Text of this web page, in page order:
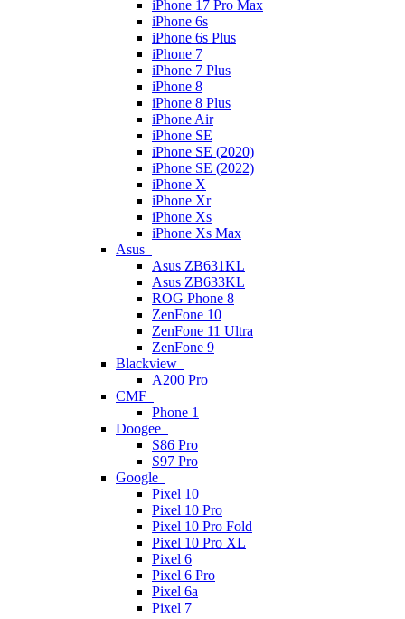
iPhone 17 Pro Max
iPhone 6s
iPhone 6s Plus
iPhone 7
iPhone 7 Plus
iPhone 8
iPhone 8 Plus
iPhone Air
iPhone SE
iPhone SE (2020)
iPhone SE (2022)
iPhone X
iPhone Xr
iPhone Xs
iPhone Xs Max
Asus
Asus ZB631KL
Asus ZB633KL
ROG Phone 8
ZenFone 10
ZenFone 11 Ultra
ZenFone 9
Blackview
A200 Pro
CMF
Phone 1
Doogee
S86 Pro
S97 Pro
Google
Pixel 10
Pixel 10 Pro
Pixel 10 Pro Fold
Pixel 10 Pro XL
Pixel 6
Pixel 6 Pro
Pixel 6a
Pixel 7